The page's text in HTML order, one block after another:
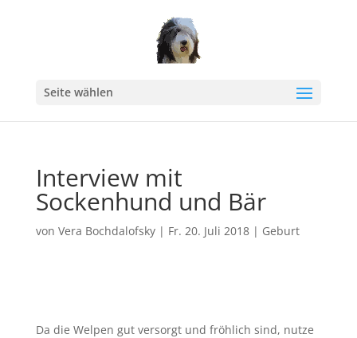
Seite wählen
Interview mit
Sockenhund und Bär
von Vera Bochdalofsky| Fr. 20. Juli 2018| Geburt
Da die Welpen gut versorgt und fröhlich sind, nutze